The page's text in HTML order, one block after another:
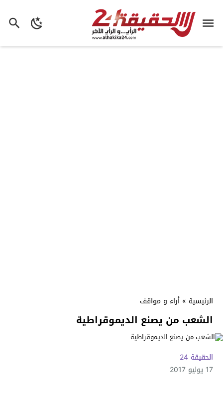
الرئيسية » أراء و مواقف
الشعب من يصنع الديموقراطية
الحقيقة 24
17 يوليو 2017